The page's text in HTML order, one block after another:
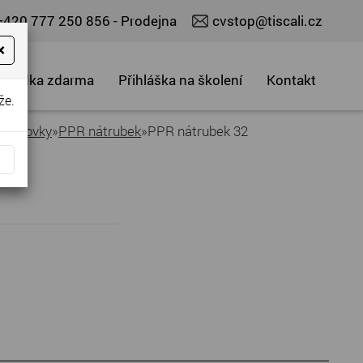
777 250 856 - Prodejna cvstop@tiscali.cz
Nabídka zdarma Přihláška na školení Kontakt
tvarovky»PPR nátrubek»PPR nátrubek 32